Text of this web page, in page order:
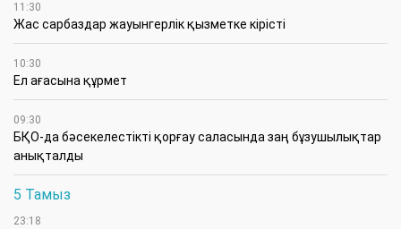
11:30
Жас сарбаздар жауынгерлік қызметке кірісті
10:30
Ел ағасына құрмет
09:30
БҚО-да бәсекелестікті қорғау саласында заң бұзушылықтар
анықталды
5 Тамыз
23:18